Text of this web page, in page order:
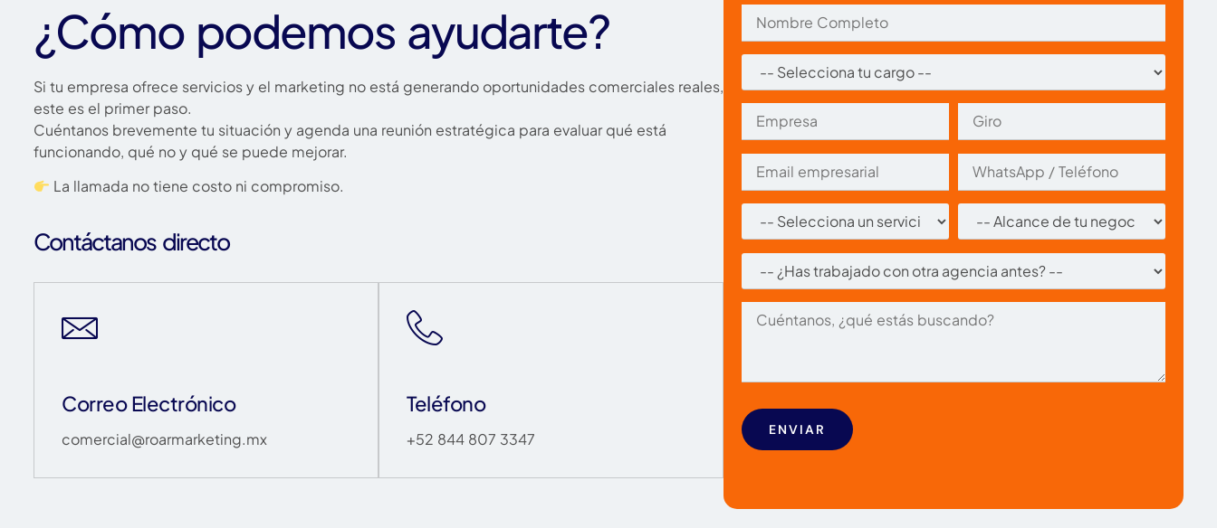
¿Cómo podemos ayudarte?
Si tu empresa ofrece servicios y el marketing no está generando oportunidades comerciales reales,
este es el primer paso.
Cuéntanos brevemente tu situación y agenda una reunión estratégica para evaluar qué está
funcionando, qué no y qué se puede mejorar.
La llamada no tiene costo ni compromiso.
Contáctanos directo
Correo Electrónico
comercial@roarmarketing.mx
Teléfono
+52 844 807 3347